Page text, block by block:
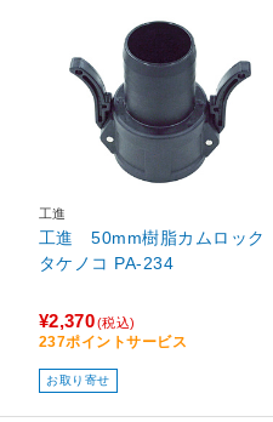
工進
工進 50mm樹脂カムロック
タケノコ PA-234
¥2,370(税込)
237ポイントサービス
お取り寄せ